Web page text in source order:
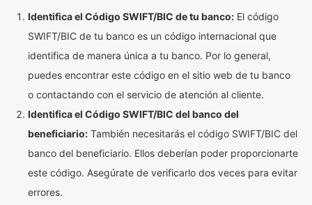
Identifica el Código SWIFT/BIC de tu banco: El código
SWIFT/BIC de tu banco es un código internacional que
identifica de manera única a tu banco. Por lo general,
puedes encontrar este código en el sitio web de tu banco
o contactando con el servicio de atención al cliente.
Identifica el Código SWIFT/BIC del banco del
beneficiario: También necesitarás el código SWIFT/BIC del
banco del beneficiario. Ellos deberían poder proporcionarte
este código. Asegúrate de verificarlo dos veces para evitar
errores.